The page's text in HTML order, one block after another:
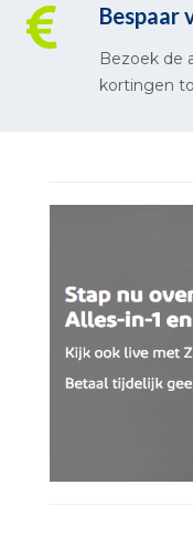
Bespaar
Bezoek de
kortingen